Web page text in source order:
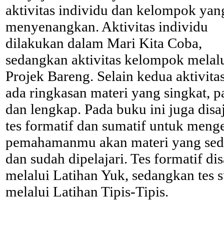
aktivitas individu dan kelompok
menyenangkan. Aktivitas individu
dilakukan dalam Mari Kita Coba,
sedangkan aktivitas kelompok
Projek Bareng. Selain kedua
ada ringkasan materi yang singkat,
dan lengkap. Pada buku ini juga
tes formatif dan sumatif untuk
pemahamanmu akan materi yang
dan sudah dipelajari. Tes formatif
melalui Latihan Yuk, sedangkan tes
melalui Latihan Tipis-Tipis.